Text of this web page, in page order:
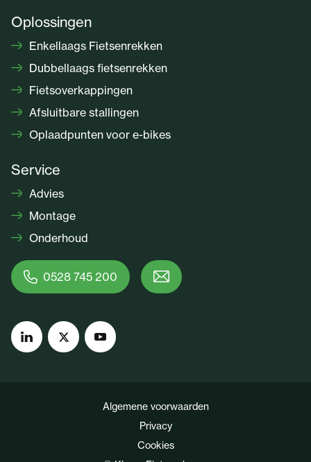
Oplossingen
Enkellaags Fietsenrekken
Dubbellaags fietsenrekken
Fietsoverkappingen
Afsluitbare stallingen
Oplaadpunten voor e-bikes
Service
Advies
Montage
Onderhoud
0528 745 200
Algemene voorwaarden
Privacy
Cookies